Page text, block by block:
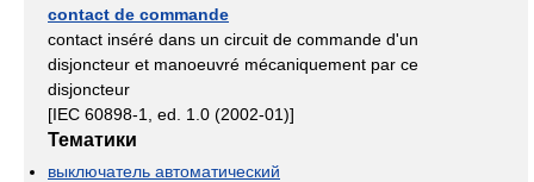
contact de commande
contact inséré dans un circuit de commande d'un
disjoncteur et manoeuvré mécaniquement par ce
disjoncteur
[IEC 60898-1, ed. 1.0 (2002-01)]
Тематики
выключатель автоматический